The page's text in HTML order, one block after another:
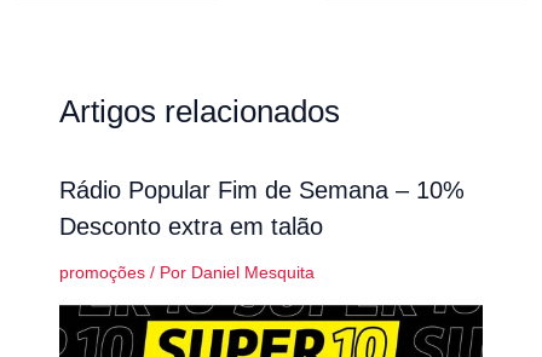
Artigos relacionados
Rádio Popular Fim de Semana – 10%
Desconto extra em talão
promoções/ Por Daniel Mesquita